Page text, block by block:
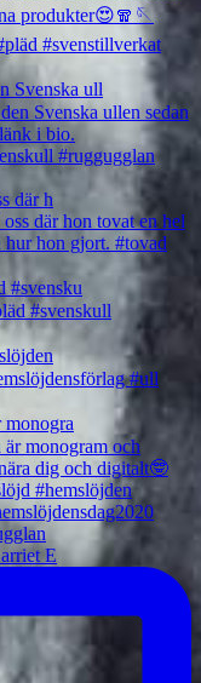
Svenska ull
där h
#svensku
E